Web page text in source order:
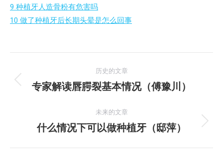
9 种植牙人造骨粉有危害吗
10 做了种植牙后长期头晕是怎么回事
章
历史的文章
历
的
文
专家解读唇腭裂基本情况（傅豫川）
未来的文章
未
什么情况下可以做种植牙（邸萍）